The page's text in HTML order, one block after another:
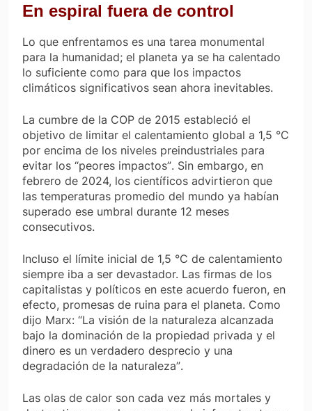
En espiral fuera de control
Lo que enfrentamos es una tarea monumental
para la humanidad; el planeta ya se ha calentado
lo suficiente como para que los impactos
climáticos significativos sean ahora inevitables.
La cumbre de la COP de 2015 estableció el
objetivo de limitar el calentamiento global a 1,5 °C
por encima de los niveles preindustriales para
evitar los “peores impactos”. Sin embargo, en
febrero de 2024, los científicos advirtieron que
las temperaturas promedio del mundo ya habían
superado ese umbral durante 12 meses
consecutivos.
Incluso el límite inicial de 1,5 °C de calentamiento
siempre iba a ser devastador. Las firmas de los
capitalistas y políticos en este acuerdo fueron, en
efecto, promesas de ruina para el planeta. Como
dijo Marx: “La visión de la naturaleza alcanzada
bajo la dominación de la propiedad privada y el
dinero es un verdadero desprecio y una
degradación de la naturaleza”.
Las olas de calor son cada vez más mortales y